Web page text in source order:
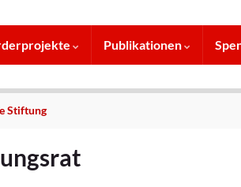
Publikationen
Stiftung